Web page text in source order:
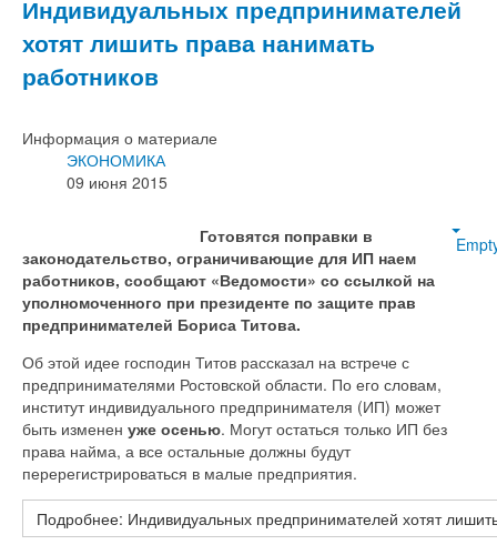
Индивидуальных предпринимателей
хотят лишить права нанимать
работников
Информация о материале
ЭКОНОМИКА
09 июня 2015
Готовятся поправки в
законодательство, ограничивающие для ИП наем
работников, сообщают «Ведомости» со ссылкой на
уполномоченного при президенте по защите прав
предпринимателей Бориса Титова.
Об этой идее господин Титов рассказал на встрече с
предпринимателями Ростовской области. По его словам,
институт индивидуального предпринимателя (ИП) может
быть изменен уже осенью. Могут остаться только ИП без
права найма, а все остальные должны будут
перерегистрироваться в малые предприятия.
Подробнее: Индивидуальных предпринимателей хотят